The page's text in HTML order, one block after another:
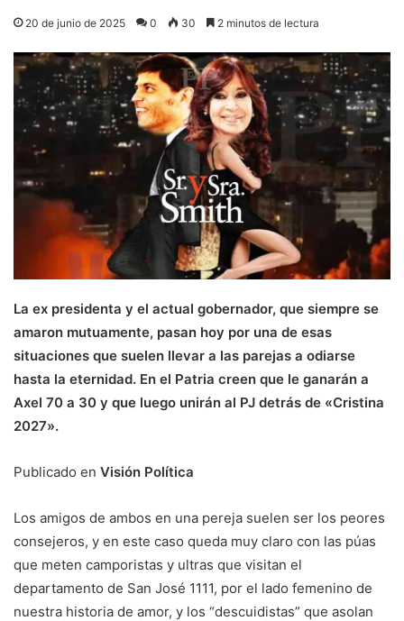
20 de junio de 2025 0 30 2 minutos de lectura
La ex presidenta y el actual gobernador, que siempre se
amaron mutuamente, pasan hoy por una de esas
situaciones que suelen llevar a las parejas a odiarse
hasta la eternidad. En el Patria creen que le ganarán a
Axel 70 a 30 y que luego unirán al PJ detrás de «Cristina
2027».
Publicado en Visión Política
Los amigos de ambos en una pereja suelen ser los peores
consejeros, y en este caso queda muy claro con las púas
que meten camporistas y ultras que visitan el
departamento de San José 1111, por el lado femenino de
nuestra historia de amor, y los “descuidistas” que asolan